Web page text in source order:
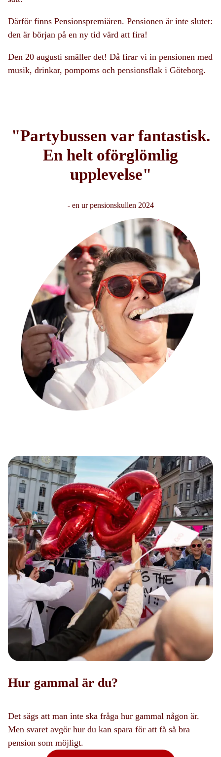
Därför finns Pensionspremiären. Pensionen är inte slutet:
den är början på en ny tid värd att fira!
Den 20 augusti smäller det! Då firar vi in pensionen med
musik, drinkar, pompoms och pensionsflak i Göteborg.
"Partybussen var fantastisk.
En helt oförglömlig
upplevelse"
- en ur pensionskullen 2024
Hur gammal är du?
Det sägs att man inte ska fråga hur gammal någon är.
Men svaret avgör hur du kan spara för att få så bra
pension som möjligt.